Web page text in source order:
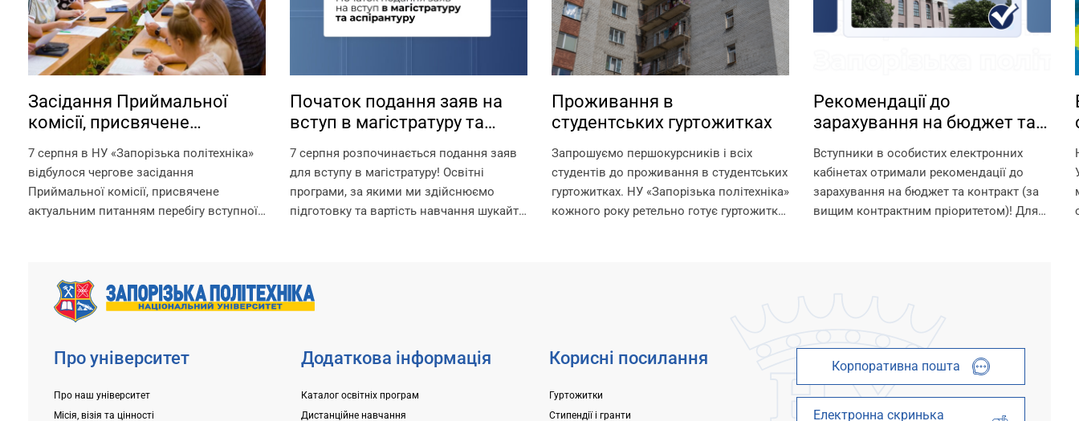
Засідання Приймальної
комісії, присвячене
перебігу вступної кампанії
2026 року
7 серпня в НУ «Запорізька політехніка»
відбулося чергове засідання
Приймальної комісії, присвячене
актуальним питанням перебігу вступної
комісії докладає максимум зусиль,
щоб...
Початок подання заяв на
вступ в магістратуру та
7 серпня розпочинається подання заяв
для вступу в магістратуру! Освітні
програми, за якими ми здійснюємо
підготовку та вартість навчання шукайте
складання вступних іспитів в
університеті, заплановано проведення...
Проживання в
студентських гуртожитках
Запрошуємо першокурсників і всіх
студентів до проживання в студентських
гуртожитках. НУ «Запорізька політехніка»
кожного року ретельно готує гуртожитки
Рекомендації до
зарахування на бюджет та
Вступники в особистих електронних
кабінетах отримали рекомендації до
зарахування на бюджет та контракт (за
вищим контрактним пріоритетом)! Для
Про університет
Про наш університет
Місія, візія та цінності
Додаткова інформація
Каталог освітніх програм
Дистанційне навчання
Корисні посилання
Гуртожитки
Стипендії і гранти
Корпоративна пошта
Електронна скринька